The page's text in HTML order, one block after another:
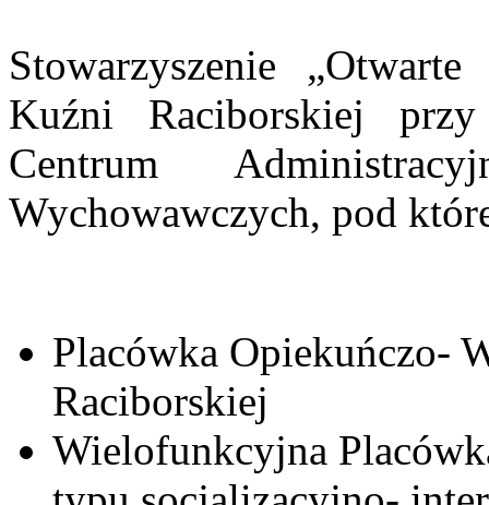
Stowarzyszenie
Kuźni Raciborskiej
Centrum
Wychowawczych, pod
Placówka Opiekuńczo-
Raciborskiej
Wielofunkcyjna